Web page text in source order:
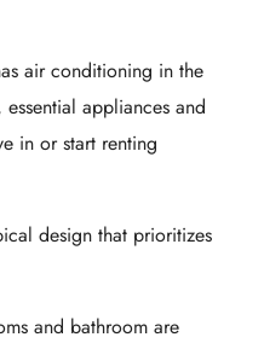
air conditioning in the
appliances and
in or start renting
design that prioritizes
and bathroom are